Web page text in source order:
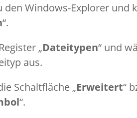
den Windows-Explorer und
“.
„Dateitypen“ und
aus.
Schaltfläche „Erweitert“
“.